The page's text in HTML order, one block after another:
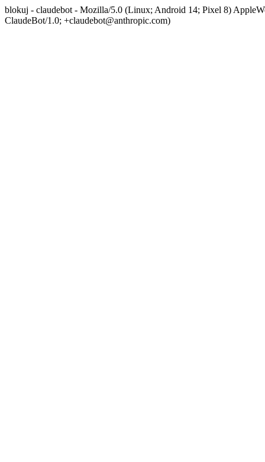
blokuj - claudebot - Mozilla/5.0 (Linux; Android 14; Pixel 8)
ClaudeBot/1.0; +claudebot@anthropic.com)